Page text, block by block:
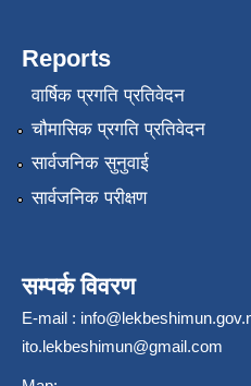
Reports
वार्षिक प्रगति प्रतिवेदन
चौमासिक प्रगति प्रतिवेदन
सार्वजनिक सुनुवाई
सार्वजनिक परीक्षण
सम्पर्क विवरण
E-mail :
ito.lekbeshimun@gmail.com